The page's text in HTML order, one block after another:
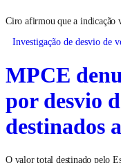
Ciro afirmou que a indicação
Investigação de desvio de
MPCE
por desvio
destinados
O valor total destinado pelo